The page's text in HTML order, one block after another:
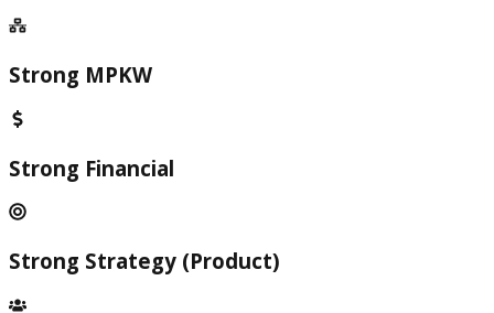
Strong MPKW
Strong Financial
Strong Strategy (Product)